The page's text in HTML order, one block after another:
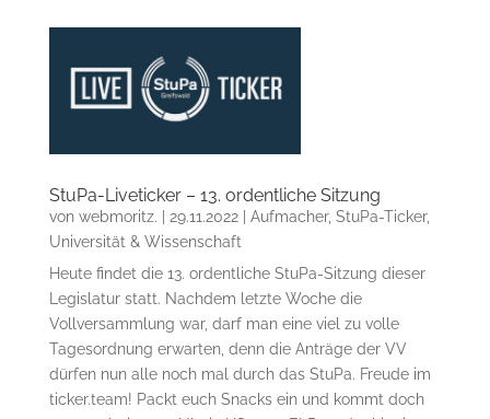
StuPa-Liveticker – 13. ordentliche Sitzung
von webmoritz. 29.11.2022| Aufmacher, StuPa-Ticker,
Universität & Wissenschaft
Heute findet die 13. ordentliche StuPa-Sitzung dieser
Legislatur statt. Nachdem letzte Woche die
Vollversammlung war, darf man eine viel zu volle
Tagesordnung erwarten, denn die Anträge der VV
dürfen nun alle noch mal durch das StuPa. Freude im
ticker.team! Packt euch Snacks ein und kommt doch